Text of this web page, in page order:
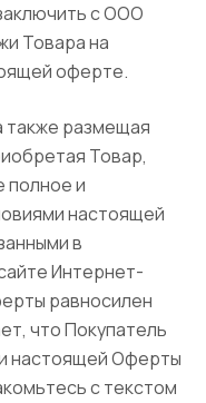
с ООО
Товара на
оферте.
также размещая
Товар,
полное и
настоящей
в
Интернет-
равносилен
что Покупатель
настоящей Оферты
с текстом